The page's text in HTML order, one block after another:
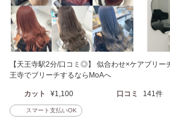
【天王寺駅2分/口コミ◎】 似合わせ×ケアブリ
王寺でブリーチするならMoAへ
カット ¥1,100 口コミ 141件
スマート支払いOK